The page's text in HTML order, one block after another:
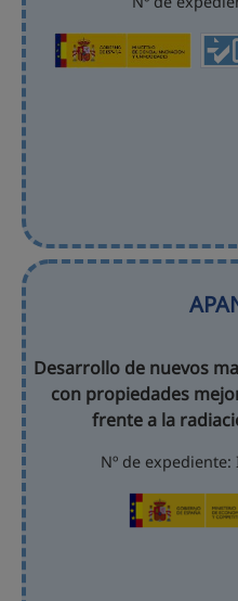
Desarrollo de nuevos
con propiedades
frente a la
Nº de expediente: